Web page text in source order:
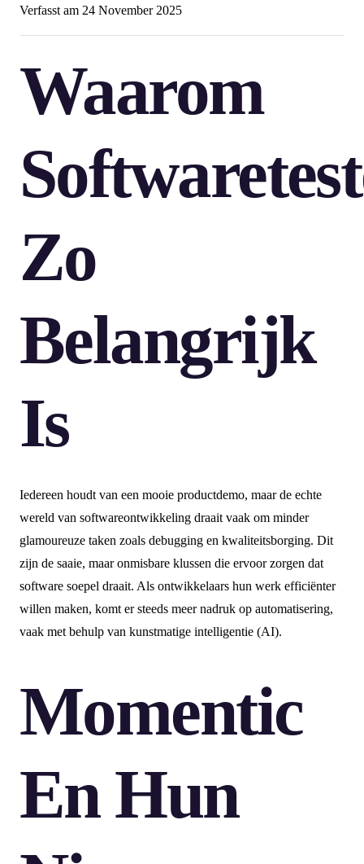
Verfasst am 24 November 2025
Waarom
Zo
Belangrijk
Is
Iedereen houdt van een mooie productdemo, maar de echte
wereld van softwareontwikkeling draait vaak om minder
glamoureuze taken zoals debugging en kwaliteitsborging. Dit
zijn de saaie, maar onmisbare klussen die ervoor zorgen dat
software soepel draait. Als ontwikkelaars hun werk efficiënter
willen maken, komt er steeds meer nadruk op automatisering,
vaak met behulp van kunstmatige intelligentie (AI).
Momentic
En Hun